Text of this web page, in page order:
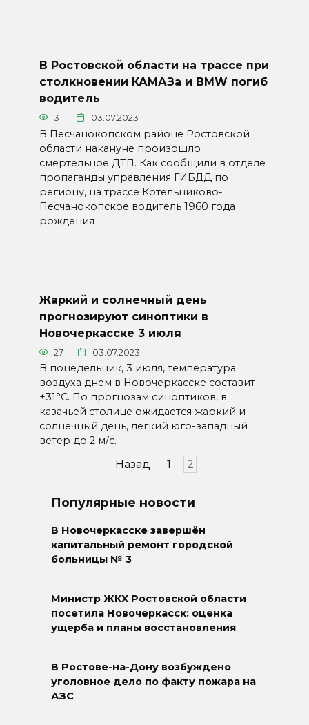
В Ростовской области на трассе при
столкновении КАМАЗа и BMW погиб
водитель
31 03.07.2023
В Песчанокопском районе Ростовской
области накануне произошло
смертельное ДТП. Как сообщили в отделе
пропаганды управления ГИБДД по
региону, на трассе Котельниково-
Песчанокопское водитель 1960 года
рождения
Жаркий и солнечный день
прогнозируют синоптики в
Новочеркасске 3 июля
27 03.07.2023
В понедельник, 3 июля, температура
воздуха днем в Новочеркасске составит
+31°C. По прогнозам синоптиков, в
казачьей столице ожидается жаркий и
солнечный день, легкий юго-западный
ветер до 2 м/с.
Назад 1 2
Популярные новости
В Новочеркасске завершён
капитальный ремонт городской
больницы № 3
Министр ЖКХ Ростовской области
посетила Новочеркасск: оценка
ущерба и планы восстановления
В Ростове-на-Дону возбуждено
уголовное дело по факту пожара на
АЗС